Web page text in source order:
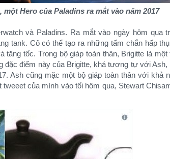
, một Hero của Paladins ra mắt vào năm 2017
và Paladins. Ra mắt vào ngày hôm qua
tank. Cô có thể tạo ra những tấm chắn hấp
tốc. Trong bộ giáp toàn thân, Brigitte là một
đặc điểm này của Brigitte, khá tương tự với Ash,
Ash cũng mặc một bộ giáp toàn thân với khả
của mình vào tối hôm qua, Stewart